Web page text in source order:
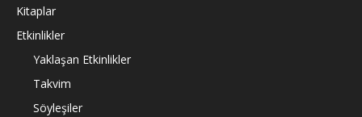
Kitaplar
Etkinlikler
Yaklaşan Etkinlikler
Takvim
Söyleşiler